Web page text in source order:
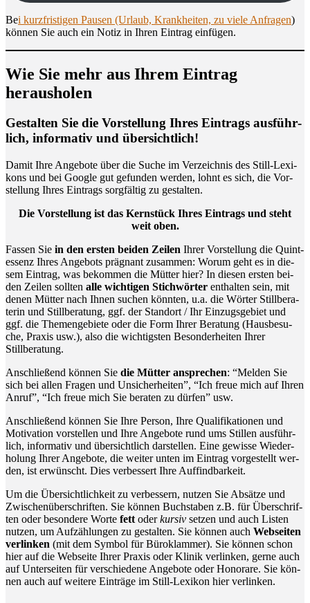
Bei kurz­fris­ti­gen Pau­sen (Urlaub, Krank­hei­ten, zu vie­le Anfra­gen)
kön­nen Sie auch ein Notiz in Ihren Ein­trag einfügen.
Wie Sie mehr aus Ihrem Ein­trag
herausholen
Gestal­ten Sie die Vor­stel­lung Ihres Ein­trags aus­führ­
lich, infor­ma­tiv und übersichtlich!
Damit Ihre Ange­bo­te über die Suche im Ver­zeich­nis des Still-Lexi­
kons und bei Goog­le gut gefun­den wer­den, lohnt es sich, die Vor­
stel­lung Ihres Ein­trags sorg­fäl­tig zu gestalten.
Die Vor­stel­lung ist das Kern­stück Ihres Ein­trags und steht
weit oben.
Fas­sen Sie in den ers­ten bei­den Zei­len Ihrer Vor­stel­lung die Quint­
essenz Ihres Ange­bots prä­gnant zusam­men: Wor­um geht es in die­
sem Ein­trag, was bekom­men die Müt­ter hier? In die­sen ers­ten bei­
den Zei­len soll­ten alle wich­ti­gen Stich­wör­ter ent­hal­ten sein, mit
denen Müt­ter nach Ihnen suchen könn­ten, u.a. die Wör­ter Still­be­ra­
te­rin und Still­be­ra­tung, ggf. der Stand­ort / Ihr Ein­zugs­ge­biet und
ggf. die The­men­ge­bie­te oder die Form Ihrer Bera­tung (Haus­be­su­
che, Pra­xis usw.), also die wich­tigs­ten Beson­der­hei­ten Ihrer
Stillberatung.
Anschlie­ßend kön­nen Sie die Müt­ter anspre­chen: “Mel­den Sie
sich bei allen Fra­gen und Unsi­cher­hei­ten”, “Ich freue mich auf Ihren
Anruf”, “Ich freue mich Sie bera­ten zu dür­fen” usw.
Anschlie­ßend kön­nen Sie Ihre Per­son, Ihre Qua­li­fi­ka­tio­nen und
Moti­va­ti­on vor­stel­len und Ihre Ange­bo­te rund ums Stil­len aus­führ­
lich, infor­ma­tiv und über­sicht­lich dar­stel­len. Eine gewis­se Wie­der­
ho­lung Ihrer Ange­bo­te, die wei­ter unten im Ein­trag vor­ge­stellt wer­
den, ist erwünscht. Dies ver­bes­sert Ihre Auffindbarkeit.
Um die Über­sicht­lich­keit zu ver­bes­sern, nut­zen Sie Absät­ze und
Zwi­schen­über­schrif­ten. Sie kön­nen Buch­sta­ben z.B. für Über­schrif­
ten oder beson­de­re Wor­te fett oderkur­siv set­zen und auch Lis­ten
nut­zen, um Auf­zäh­lun­gen zu gestal­ten. Sie kön­nen auch Web­sei­ten
ver­lin­ken (mit dem Sym­bol für Büro­klam­mer). Sie kön­nen schon
hier auf die Web­sei­te Ihrer Pra­xis oder Kli­nik ver­lin­ken, ger­ne auch
auf Unter­sei­ten für ver­schie­de­ne Ange­bo­te oder Hono­ra­re. Sie kön­
nen auch auf wei­te­re Ein­trä­ge im Still-Lexi­kon hier verlinken.